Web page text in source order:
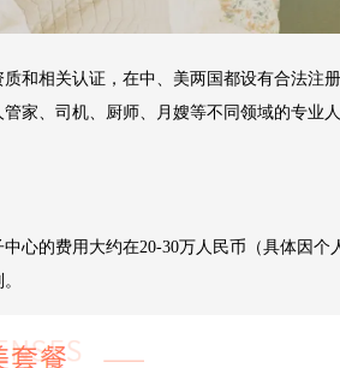
和相关认证，在中、美两国都设有合法注
家、司机、厨师、月嫂等不同领域的专业
心的费用大约在20-30万人民币（具体因个